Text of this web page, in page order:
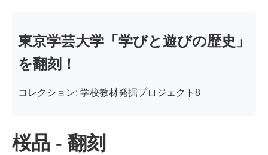
東京学芸大学「学びと遊びの歴史」
を翻刻！
コレクション: 学校教材発掘プロジェクト8
桜品 - 翻刻